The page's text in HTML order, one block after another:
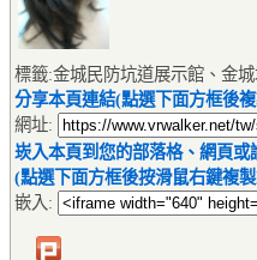
標籤:金城民防坑道展示館、金
分享本頁連結(點選下面方框後
網址:
崁入本頁到您的部落格、網頁或
(點選下面方框後按滑鼠右鍵複
嵌入: